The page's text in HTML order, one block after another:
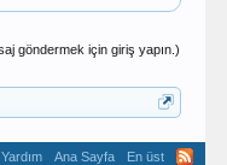
göndermek için giriş yapın.)
Yardım Ana Sayfa En üst